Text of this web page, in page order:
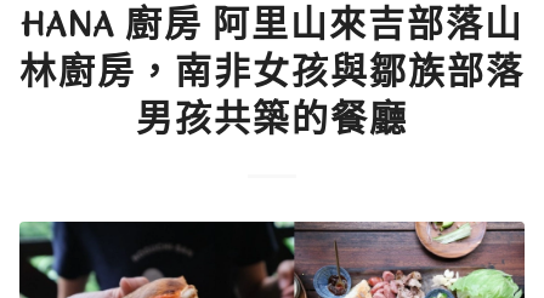
HANA 廚房 阿里山來吉部落山
林廚房，南非女孩與鄒族部落
男孩共築的餐廳